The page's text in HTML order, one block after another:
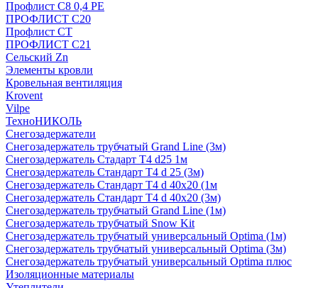
Профлист С8 0,4 РЕ
ПРОФЛИСТ С20
Профлист СТ
ПРОФЛИСТ С21
Сельский Zn
Элементы кровли
Кровельная вентиляция
Krovent
Vilpe
ТехноНИКОЛЬ
Снегозадержатели
Снегозадержатель трубчатый Grand Line (3м)
Снегозадержатель Стадарт Т4 d25 1м
Снегозадержатель Стандарт Т4 d 25 (3м)
Снегозадержатель Стандарт Т4 d 40х20 (1м
Снегозадержатель Стандарт Т4 d 40х20 (3м)
Снегозадержатель трубчатый Grand Line (1м)
Снегозадержатель трубчатый Snow Kit
Снегозадержатель трубчатый универсальный Optima (1м)
Снегозадержатель трубчатый универсальный Optima (3м)
Снегозадержатель трубчатый универсальный Optima плюс
Изоляционные материалы